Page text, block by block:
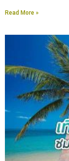
Read More »